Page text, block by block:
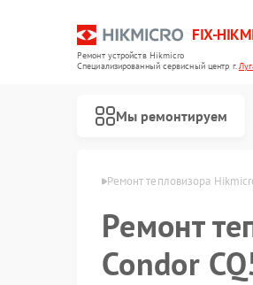
FIX-
Ремонт устройств Hikmicro
Специализированный cервисный центр г.
Мы ремонтируем
Ремонт тепловизора
Ремонт
Condor